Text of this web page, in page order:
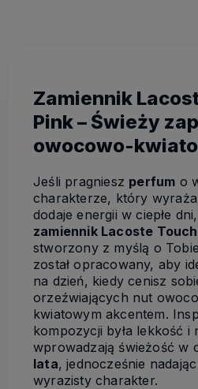
Zamiennik
Pink – Świeży
owocowo-
Jeśli pragniesz perfum o
charakterze, który
dodaje energii w ciepłe
zamiennik Lacoste
stworzony z myślą o
został opracowany, aby
na dzień, kiedy cenisz
orzeźwiających nut
kwiatowym akcentem.
kompozycji była lekkość
wprowadzają świeżość w
lata, jednocześnie
wyrazisty charakter.